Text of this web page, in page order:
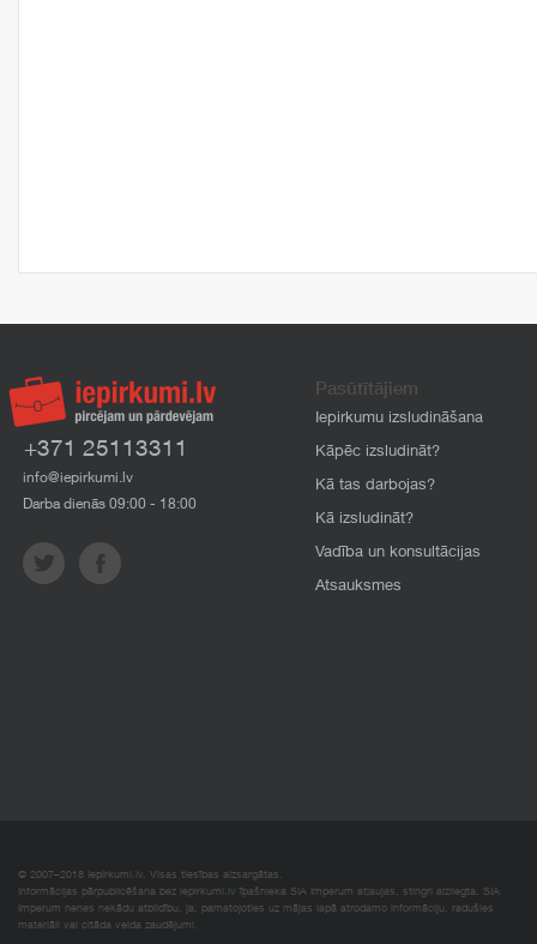
+371 25113311
info@iepirkumi.lv
Darba dienās 09:00 - 18:00
Pasūtītājiem
Iepirkumu izsludināšana
Kāpēc izsludināt?
Kā tas darbojas?
Kā izsludināt?
Vadība un konsultācijas
Atsauksmes
© 2007–2018 Iepirkumi.lv. Visas tiesības aizsargātas.
Informācijas pārpublicēšana bez iepirkumi.lv īpašnieka SIA Imperum atļaujas, stingri aizliegta. SIA
Imperum nenes nekādu atbildību, ja, pamatojoties uz mājas lapā atrodamo informāciju, radušies
materiāli vai citāda veida zaudējumi.